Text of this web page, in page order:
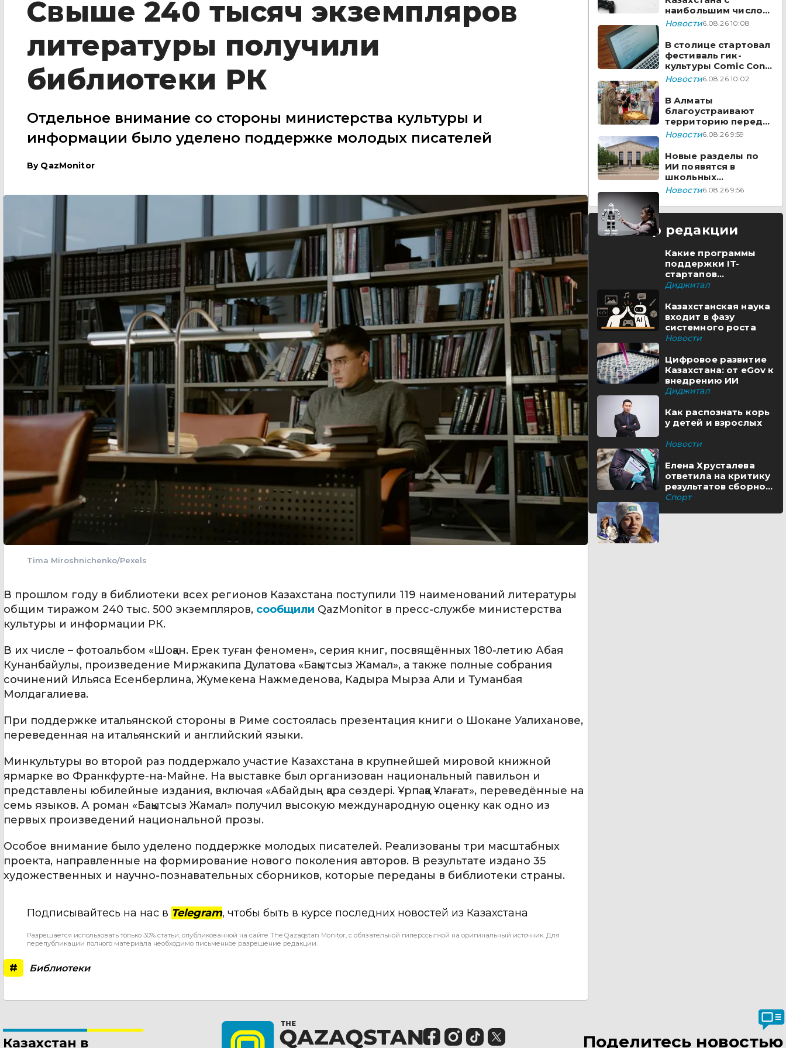
Свыше 240 тысяч экземпляров
литературы получили
библиотеки РК
Отдельное внимание со стороны министерства культуры и
информации было уделено поддержке молодых писателей
By QazMonitor
Tima Miroshnichenko/Pexels
В прошлом году в библиотеки всех регионов Казахстана поступили 119 наименований литературы
общим тиражом 240 тыс. 500 экземпляров, сообщили QazMonitor в пресс-службе министерства
культуры и информации РК.
В их числе – фотоальбом «Шоқан. Ерек туған феномен», серия книг, посвящённых 180-летию Абая
Кунанбайулы, произведение Миржакипа Дулатова «Бақытсыз Жамал», а также полные собрания
сочинений Ильяса Есенберлина, Жумекена Нажмеденова, Кадыра Мырза Али и Туманбая
Молдагалиева.
При поддержке итальянской стороны в Риме состоялась презентация книги о Шокане Уалиханове,
переведенная на итальянский и английский языки.
Минкультуры во второй раз поддержало участие Казахстана в крупнейшей мировой книжной
ярмарке во Франкфурте-на-Майне. На выставке был организован национальный павильон и
представлены юбилейные издания, включая «Абайдың қара сөздері. Ұрпаққа Ұлағат», переведённые на
семь языков. А роман «Бақытсыз Жамал» получил высокую международную оценку как одно из
первых произведений национальной прозы.
Особое внимание было уделено поддержке молодых писателей. Реализованы три масштабных
проекта, направленные на формирование нового поколения авторов. В результате издано 35
художественных и научно-познавательных сборников, которые переданы в библиотеки страны.
Подписывайтесь на нас в Telegram, чтобы быть в курсе последних новостей из Казахстана
Разрешается использовать только 30% статьи, опубликованной на сайте The Qazaqstan Monitor, с обязательной гиперссылкой на оригинальный источник. Для
перепубликации полного материала необходимо письменное разрешение редакции.
# Библиотеки
наибольшим числом
вакансий на Enbek.kz
Новости6.08.26 10:08
В столице стартовал
фестиваль гик-
культуры Comic Con
Astana 2026
Новости6.08.26 10:02
В Алматы
благоустраивают
территорию перед
ТЮЗом
Новости6.08.26 9:59
Новые разделы по
ИИ появятся в
школьных
предметах
Новости6.08.26 9:56
Выбор редакции
Какие программы
поддержки IT-
стартапов
реализуются в
Диджитал
Казахстанская наука
входит в фазу
системного роста
Новости
Цифровое развитие
Казахстана: от eGov к
внедрению ИИ
Диджитал
Как распознать корь
у детей и взрослых
Новости
Елена Хрусталева
ответила на критику
результатов сборной
Казахстана
Спорт
Казахстан в Поделитесь новостью